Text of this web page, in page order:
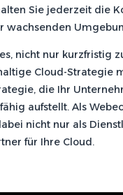
Sie jederzeit die
wachsenden
nicht nur kurzfristig
Cloud-Strategie
die Ihr
aufstellt. Als
nicht nur als
für Ihre Cloud.